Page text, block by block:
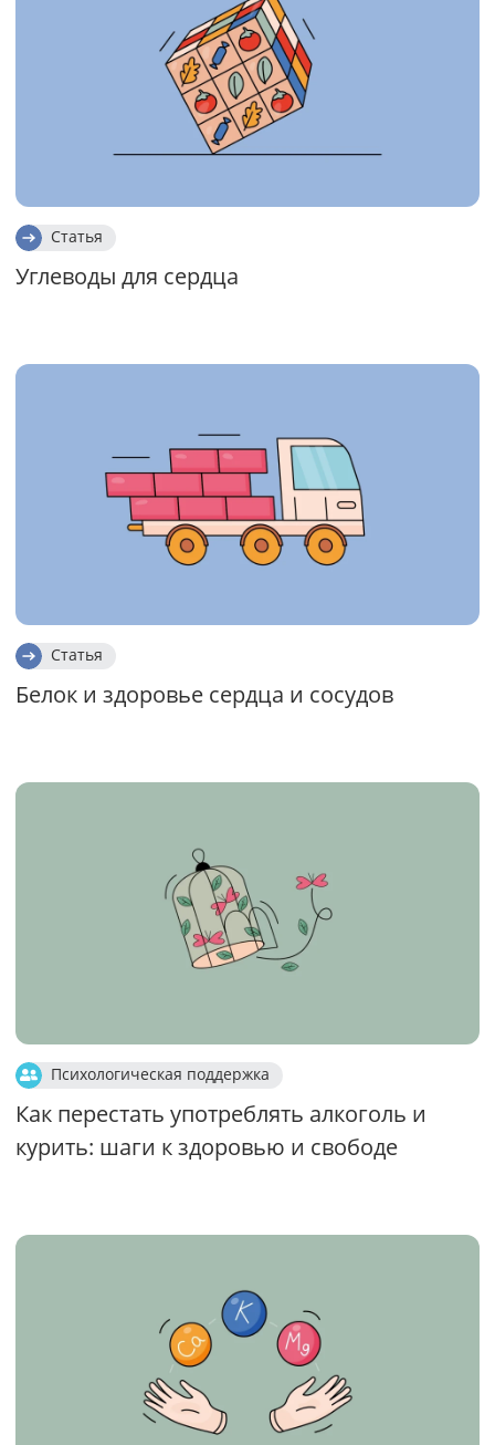
Статья
Углеводы для сердца
Статья
Белок и здоровье сердца и сосудов
Психологическая поддержка
Как перестать употреблять алкоголь и
курить: шаги к здоровью и свободе